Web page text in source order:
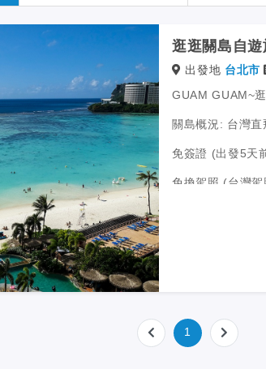
逛逛關島自
出發地 台北市
GUAM GUAM~
關島概況: 台灣
免簽證 (出發5天
免換駕照 (台灣
航班資訊: 聯合
1